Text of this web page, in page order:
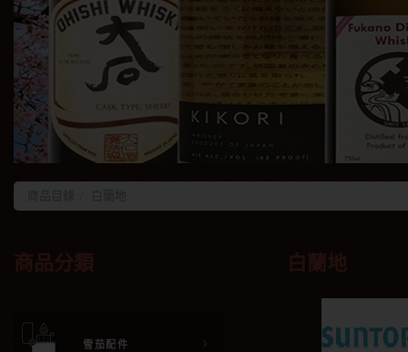
商品分類
雪茄配件
白蘭地